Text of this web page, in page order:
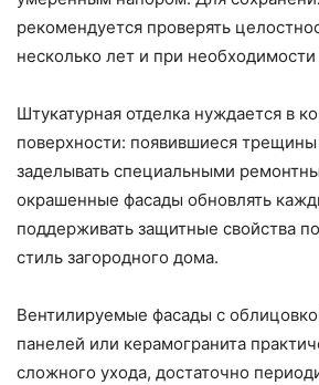
рекомендуется проверять
несколько лет и при необходимости
Штукатурная отделка нуждается в
поверхности: появившиеся
заделывать специальными
окрашенные фасады обновлять
поддерживать защитные свойства
стиль загородного дома.
Вентилируемые фасады с
панелей или керамогранита
сложного ухода, достаточно